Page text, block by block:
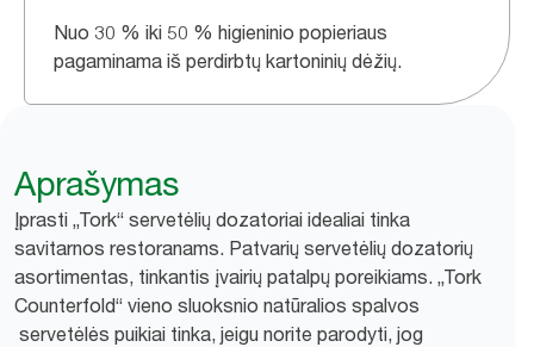
Nuo 30 % iki 50 % higieninio popieriaus
pagaminama iš perdirbtų kartoninių dėžių.
Aprašymas
Įprasti „Tork“ servetėlių dozatoriai idealiai tinka
savitarnos restoranams. Patvarių servetėlių dozatorių
asortimentas, tinkantis įvairių patalpų poreikiams. „Tork
Counterfold“ vieno sluoksnio natūralios spalvos
servetėlės puikiai tinka, jeigu norite parodyti, jog